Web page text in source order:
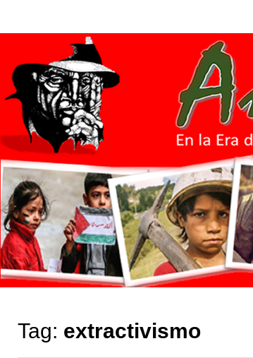
Tag: extractivismo